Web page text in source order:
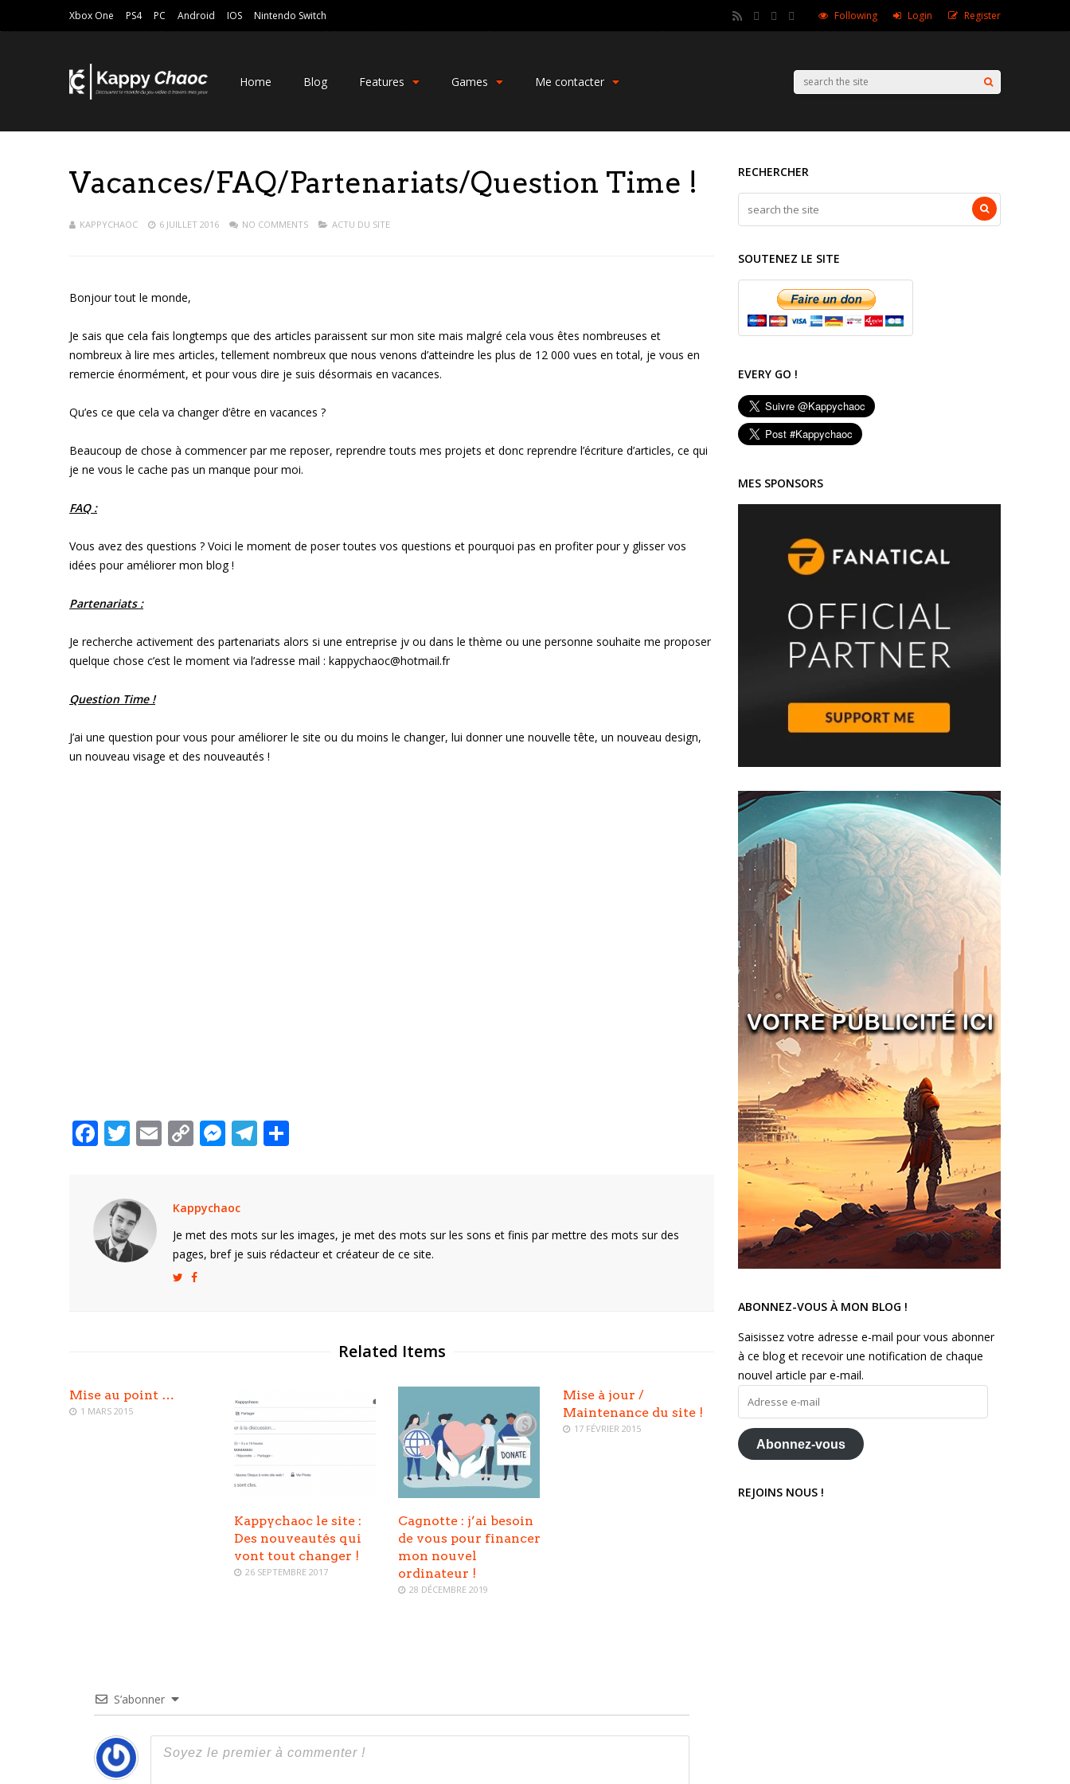
Xbox One PS4 PC Android IOS Nintendo Switch Following Login Register
Home Blog Features Games Me contacter
Vacances/FAQ/Partenariats/Question Time !
KAPPYCHAOC 6 JUILLET 2016 NO COMMENTS ACTU DU SITE
Bonjour tout le monde,
Je sais que cela fais longtemps que des articles paraissent sur mon site mais malgré cela vous êtes nombreuses et
nombreux à lire mes articles, tellement nombreux que nous venons d’atteindre les plus de 12 000 vues en total, je vous en
remercie énormément, et pour vous dire je suis désormais en vacances.
Qu’es ce que cela va changer d’être en vacances ?
Beaucoup de chose à commencer par me reposer, reprendre touts mes projets et donc reprendre l’écriture d’articles, ce qui
je ne vous le cache pas un manque pour moi.
FAQ :
Vous avez des questions ? Voici le moment de poser toutes vos questions et pourquoi pas en profiter pour y glisser vos
idées pour améliorer mon blog !
Partenariats :
Je recherche activement des partenariats alors si une entreprise jv ou dans le thème ou une personne souhaite me proposer
quelque chose c’est le moment via l’adresse mail : kappychaoc@hotmail.fr
Question Time !
J’ai une question pour vous pour améliorer le site ou du moins le changer, lui donner une nouvelle tête, un nouveau design,
un nouveau visage et des nouveautés !
F
b
o
o
T
er
E C
y
Li
n
k
M
e
n
g
T
a
m
er
Kappychaoc
Je met des mots sur les images, je met des mots sur les sons et finis par mettre des mots sur des
pages, bref je suis rédacteur et créateur de ce site.
Related Items
Mise au point …
1 MARS 2015
Kappychaoc le site :
Des nouveautés qui
vont tout changer !
26 SEPTEMBRE 2017
Cagnotte : j’ai besoin
de vous pour financer
mon nouvel
ordinateur !
28 DÉCEMBRE 2019
Mise à jour /
Maintenance du site !
17 FÉVRIER 2015
S’abonner
RECHERCHER
SOUTENEZ LE SITE
EVERY GO !
MES SPONSORS
ABONNEZ-VOUS À MON BLOG !
Saisissez votre adresse e-mail pour vous abonner
à ce blog et recevoir une notification de chaque
nouvel article par e-mail.
mail
Abonnez-vous
REJOINS NOUS !